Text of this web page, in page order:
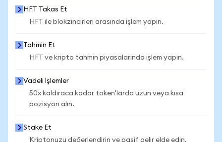
HFT Takas Et
HFT ile blokzincirleri arasında işlem yapın.
Tahmin Et
HFT ve kripto tahmin piyasalarında işlem yapın.
Vadeli İşlemler
50x kaldıraca kadar token'larda uzun veya kısa
pozisyon alın.
Stake Et
Kriptonuzu değerlendirin ve pasif gelir elde edin.